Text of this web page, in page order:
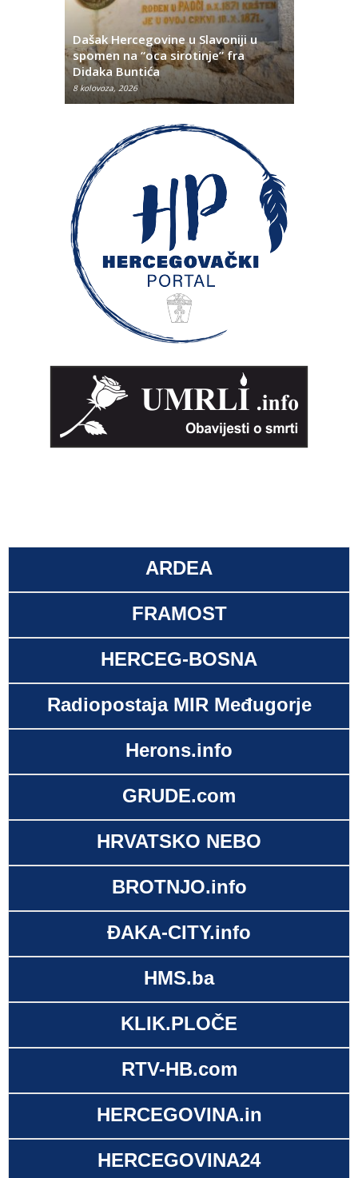
Dašak Hercegovine u Slavoniji u
spomen na “oca sirotinje” fra
Didaka Buntića
8 kolovoza, 2026
ARDEA
FRAMOST
HERCEG-BOSNA
Radiopostaja MIR Međugorje
Herons.info
GRUDE.com
HRVATSKO NEBO
BROTNJO.info
ĐAKA-CITY.info
HMS.ba
KLIK.PLOČE
RTV-HB.com
HERCEGOVINA.in
HERCEGOVINA24